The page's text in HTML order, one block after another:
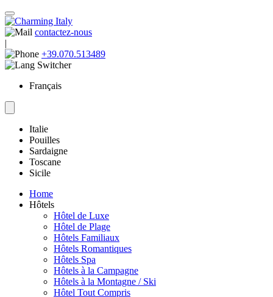
contactez-nous
|
+39.070.513489
Français
Italie
Pouilles
Sardaigne
Toscane
Sicile
Home
Hôtels
Hôtel de Luxe
Hôtel de Plage
Hôtels Familiaux
Hôtels Romantiques
Hôtels Spa
Hôtels à la Campagne
Hôtels à la Montagne / Ski
Hôtel Tout Compris